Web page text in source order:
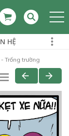
HỆ
Trống trường